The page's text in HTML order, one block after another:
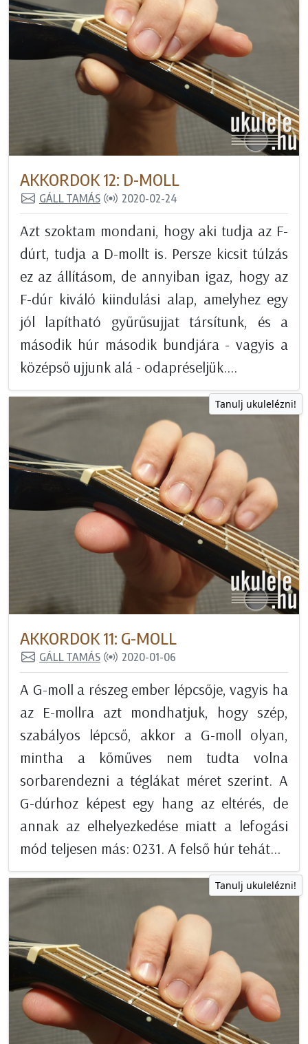
AKKORDOK 12: D-MOLL
GÁLL TAMÁS 2020-02-24
Azt szoktam mondani, hogy aki tudja az F-
dúrt, tudja a D-mollt is. Persze kicsit túlzás
ez az állításom, de annyiban igaz, hogy az
F-dúr kiváló kiindulási alap, amelyhez egy
jól lapítható gyűrűsujjat társítunk, és a
második húr második bundjára - vagyis a
középső ujjunk alá - odapréseljük....
Tanulj ukulelézni!
AKKORDOK 11: G-MOLL
GÁLL TAMÁS 2020-01-06
A G-moll a részeg ember lépcsője, vagyis ha
az E-mollra azt mondhatjuk, hogy szép,
szabályos lépcső, akkor a G-moll olyan,
mintha a kőműves nem tudta volna
sorbarendezni a téglákat méret szerint. A
G-dúrhoz képest egy hang az eltérés, de
annak az elhelyezkedése miatt a lefogási
mód teljesen más: 0231. A felső húr tehát...
Tanulj ukulelézni!